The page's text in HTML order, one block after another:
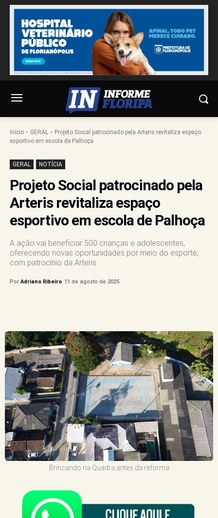
Início GERAL
Projeto Social patrocinado pela Arteris revitaliza espaço
esportivo em escola de Palhoça
GERAL NOTÍCIA
Projeto Social patrocinado pela
Arteris revitaliza espaço
esportivo em escola de Palhoça
A ação vai beneficiar 500 crianças e adolescentes,
oferecendo novas oportunidades por meio do esporte,
com patrocínio da Arteris
Por Adriano Ribeiro 11 de agosto de 2025
Brincando na Quadra antes da reforma